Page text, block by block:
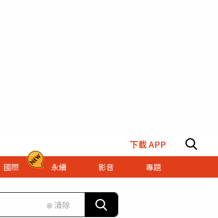
下載 APP
國際 永續 影音
專題
⊗ 清除